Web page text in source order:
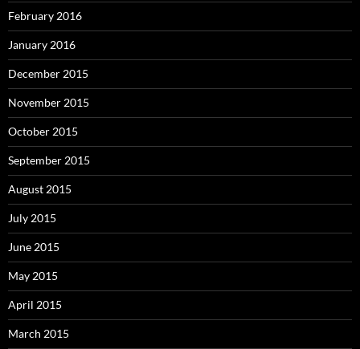
February 2016
January 2016
December 2015
November 2015
October 2015
September 2015
August 2015
July 2015
June 2015
May 2015
April 2015
March 2015